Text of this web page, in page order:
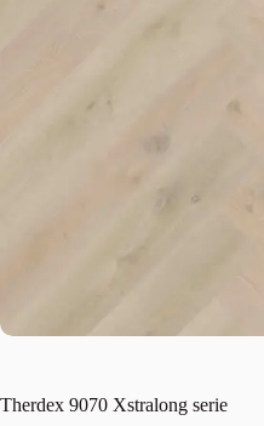
Therdex 9070 Xstralong serie